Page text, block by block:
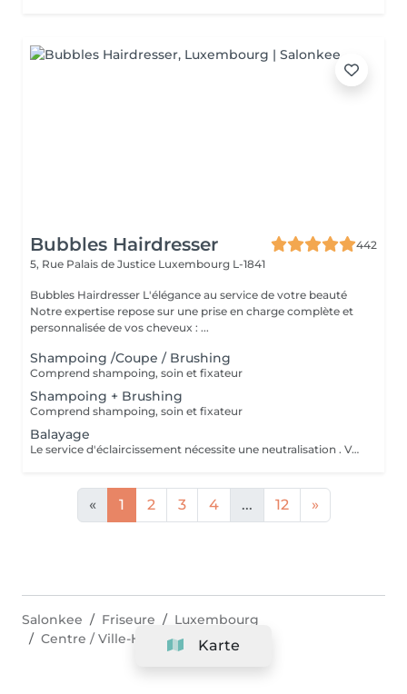
Bubbles Hairdresser
442
5, Rue Palais de Justice Luxembourg L-1841
Bubbles Hairdresser L'élégance au service de votre beauté
Notre expertise repose sur une prise en charge complète et
personnalisée de vos cheveux : ...
Shampoing /Coupe / Brushing
Comprend shampoing, soin et fixateur
Shampoing + Brushing
Comprend shampoing, soin et fixateur
Balayage
Le service d'éclaircissement nécessite une neutralisation . Veuillez cliquer sur le service Patine/Gloss
« 1 2 3 4 ... 12 »
Karte
Salonkee Friseure
Luxembourg
Centre / Ville-Haute